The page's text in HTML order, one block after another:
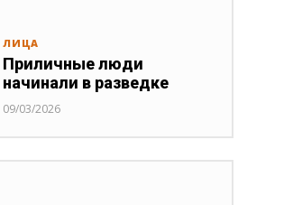
ЛИЦА
Приличные люди
начинали в разведке
09/03/2026